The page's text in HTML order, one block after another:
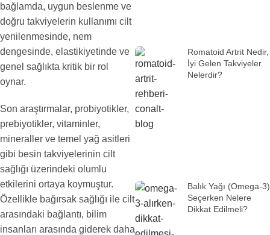
bağlamda, uygun beslenme ve
doğru takviyelerin kullanımı cilt
yenilenmesinde, nem
dengesinde, elastikiyetinde ve
genel sağlıkta kritik bir rol
oynar.
Son araştırmalar, probiyotikler,
prebiyotikler, vitaminler,
mineraller ve temel yağ asitleri
gibi besin takviyelerinin cilt
sağlığı üzerindeki olumlu
etkilerini ortaya koymuştur.
Özellikle bağırsak sağlığı ile cilt
arasındaki bağlantı, bilim
insanları arasında giderek daha
Romatoid Artrit Nedir,
İyi Gelen Takviyeler
Nelerdir?
Balık Yağı (Omega-3)
Seçerken Nelere
Dikkat Edilmeli?